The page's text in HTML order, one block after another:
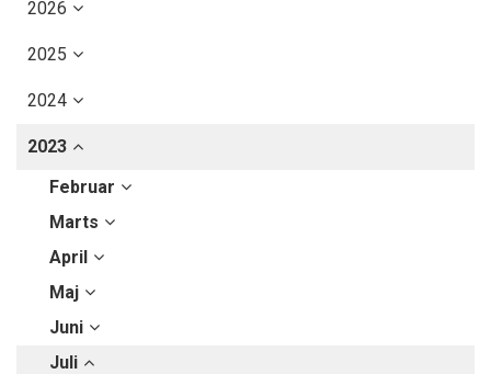
2026
2025
2024
2023
Februar
Marts
April
Maj
Juni
Juli